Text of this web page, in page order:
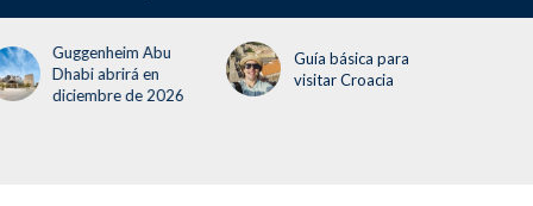
Guía básica para
visitar Croacia
Todo lo que deben
saber del Festival del